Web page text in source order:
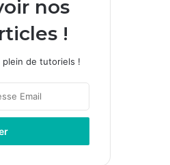
nos
!
de tutoriels !